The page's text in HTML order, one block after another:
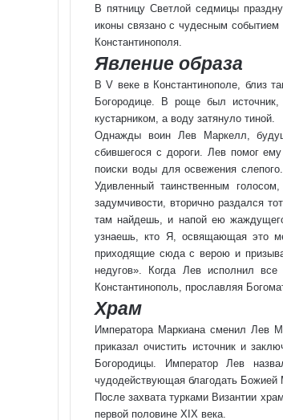
В пятницу Светлой седмицы
иконы связано с чудесным
Константинополя.
Явление образа
В V веке в Константинополе, близ
Богородице. В роще был
кустарником, а воду затянуло тиной.
Однажды воин Лев Маркелл,
сбившегося с дороги. Лев помог
поиски воды для освежения
Удивленный таинственным
задумчивости, вторично раздался
там найдешь, и напой ею
узнаешь, кто Я, освящающая это
приходящие сюда с верою и
недугов». Когда Лев исполнил
Константинополь, прославляя
Храм
Императора Маркиана сменил Лев
приказал очистить источник и
Богородицы. Император Лев
чудодействующая благодать Божией
После захвата турками Византии
первой половине XIX века.